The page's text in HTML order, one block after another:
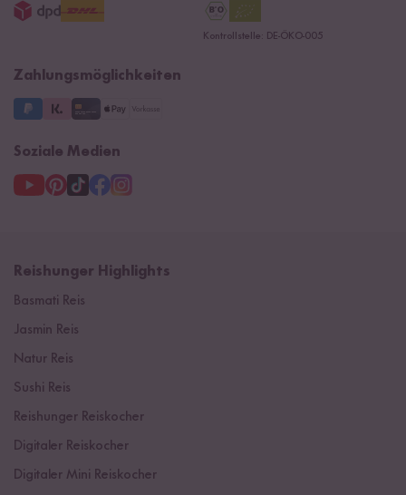
15 Jahre Reishunger
Datenschutzerklärung
3 Jahre Garantie
Kontrollstelle: DE-ÖKO-005
Zahlungsmöglichkeiten
Soziale Medien
Reishunger Highlights
Basmati Reis
Jasmin Reis
Natur Reis
Sushi Reis
Reishunger Reiskocher
Digitaler Reiskocher
Digitaler Mini Reiskocher